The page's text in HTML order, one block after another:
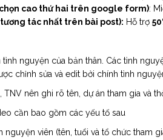
cao thứ hai trên google form):
tác nhất trên bài post): Hỗ trợ
nguyện của bản thân. Các tình
chỉnh sửa và edit bởi chính tình
TNV nên ghi rõ tên, dự án tham gia và
cần bao gồm các yếu tố sau
nguyện viên (tên, tuổi và tổ chức tham